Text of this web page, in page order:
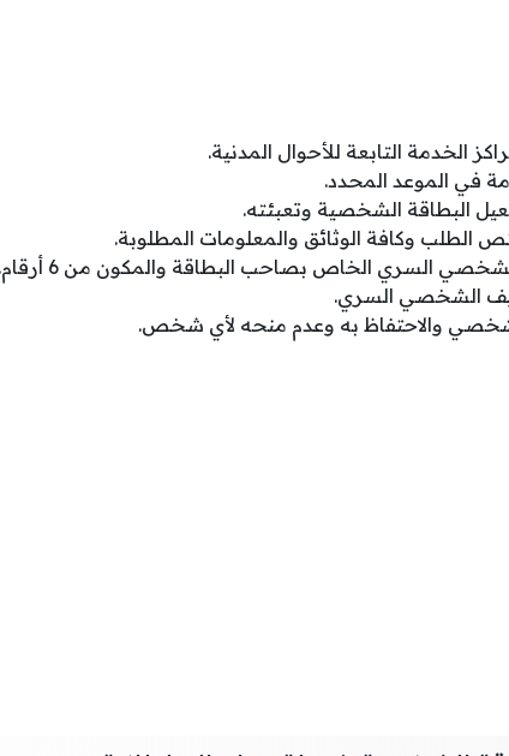
الخدمة التابعة للأحوال المدنية.
في الموعد المحدد.
البطاقة الشخصية وتعبئته.
الطلب وكافة الوثائق والمعلومات المطلوبة.
السري الخاص بصاحب البطاقة والمكون من 6 أرقام.
الشخصي السري.
والاحتفاظ به وعدم منحه لأي شخص.